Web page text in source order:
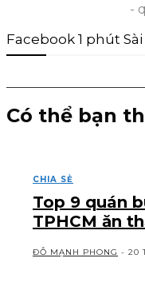
-
Facebook 1 phút Sài
Có thể bạn
CHIA SẺ
Top 9 quán
TPHCM ăn
ĐỖ MẠNH PHONG - 20